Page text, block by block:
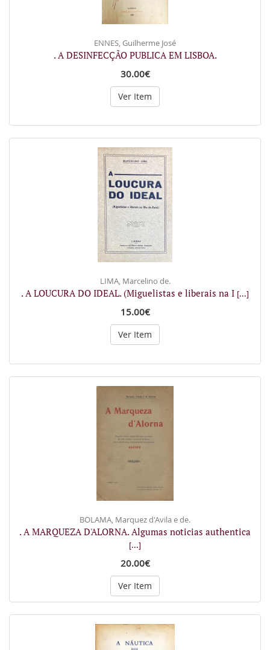
ENNES, Guilherme José
. A DESINFECÇÃO PUBLICA EM LISBOA.
30.00€
Ver Item
LIMA, Marcelino de.
. A LOUCURA DO IDEAL. (Miguelistas e liberais na I [...]
15.00€
Ver Item
BOLAMA, Marquez d'Avila e de.
. A MARQUEZA D'ALORNA. Algumas noticias authentica
[...]
20.00€
Ver Item